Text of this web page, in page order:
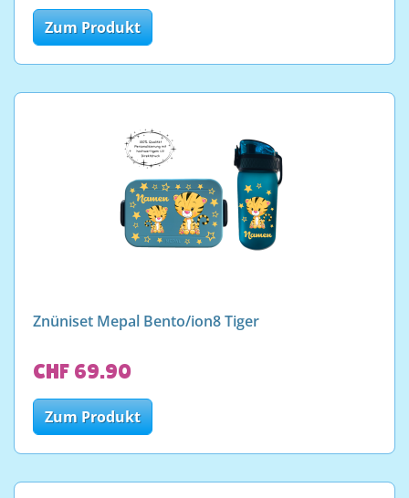
Zum Produkt
Znüniset Mepal Bento/ion8 Tiger
CHF 69.90
Zum Produkt